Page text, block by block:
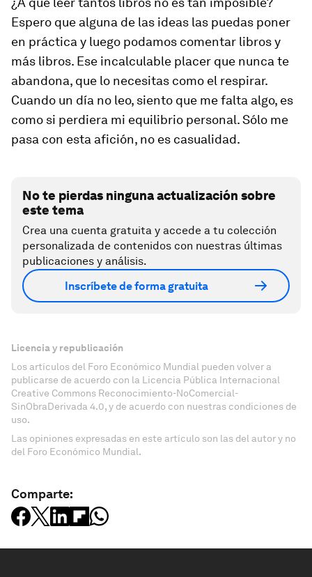
Espero que alguna de las ideas las puedas poner
en práctica y luego podamos comentar libros y
más libros. Ese incalculable placer que nunca te
abandona, que lo necesitas como el respirar.
Cuando un día no leo, siento que me falta algo, es
como si perdiera mi equilibrio personal. Sólo me
pasa con esta afición, no es casualidad.
No te pierdas ninguna actualización sobre
este tema
Crea una cuenta gratuita y accede a tu colección
personalizada de contenidos con nuestras últimas
publicaciones y análisis.
Inscríbete de forma gratuita
Licencia y republicación
Los artículos del Foro Económico Mundial pueden volver a
publicarse de acuerdo con la Licencia Pública Internacional
Creative Commons Reconocimiento-NoComercial-
SinObraDerivada 4.0, y de acuerdo con nuestras condiciones de
uso.
Las opiniones expresadas en este artículo son las del autor y no
del Foro Económico Mundial.
Comparte: